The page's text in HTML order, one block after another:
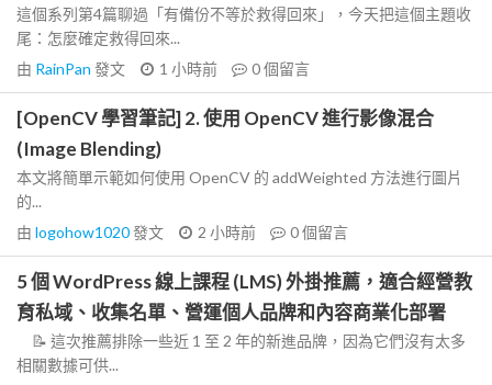
這個系列第4篇聊過「有備份不等於救得回來」，今天把這個主題收
尾：怎麼確定救得回來...
由 RainPan 發文 1 小時前 0個留言
[OpenCV 學習筆記] 2. 使用 OpenCV 進行影像混合
(Image Blending)
本文將簡單示範如何使用 OpenCV 的 addWeighted 方法進行圖片
的...
由 logohow1020發文 2 小時前 0個留言
5 個 WordPress 線上課程 (LMS) 外掛推薦，適合經營教
育私域、收集名單、營運個人品牌和內容商業化部署
📝 這次推薦排除一些近 1 至 2 年的新進品牌，因為它們沒有太多
相關數據可供...